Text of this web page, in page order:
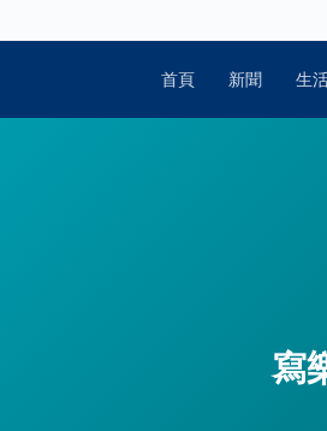
首頁 新聞 生
寫